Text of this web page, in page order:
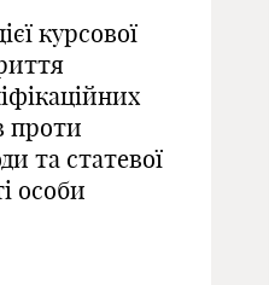
курсової
проти
та статевої
особи